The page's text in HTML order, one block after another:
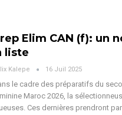
Elim CAN (f): un
liste
Kalepe 16 Juil 2025
le cadre des préparatifs du
Maroc 2026, la
Ces dernières prendront